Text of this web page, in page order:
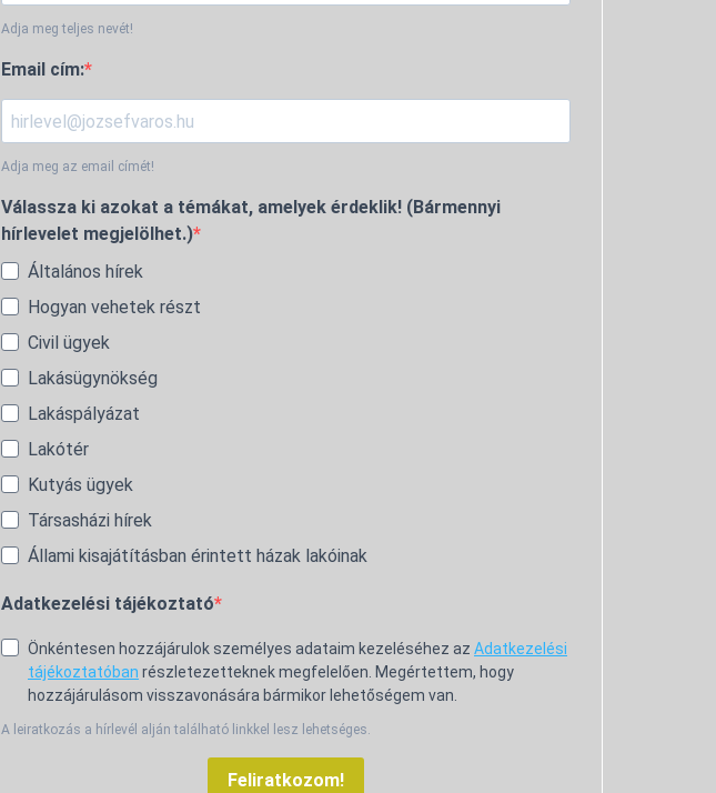
Adja meg teljes nevét!
Email cím:
Adja meg az email címét!
Válassza ki azokat a témákat, amelyek érdeklik! (Bármennyi
hírlevelet megjelölhet.)
Általános hírek
Hogyan vehetek részt
Civil ügyek
Lakásügynökség
Lakáspályázat
Lakótér
Kutyás ügyek
Társasházi hírek
Állami kisajátításban érintett házak lakóinak
Adatkezelési tájékoztató
Önkéntesen hozzájárulok személyes adataim kezeléséhez az Adatkezelési
tájékoztatóban részletezetteknek megfelelően. Megértettem, hogy
hozzájárulásom visszavonására bármikor lehetőségem van.
A leiratkozás a hírlevél alján található linkkel lesz lehetséges.
Feliratkozom!